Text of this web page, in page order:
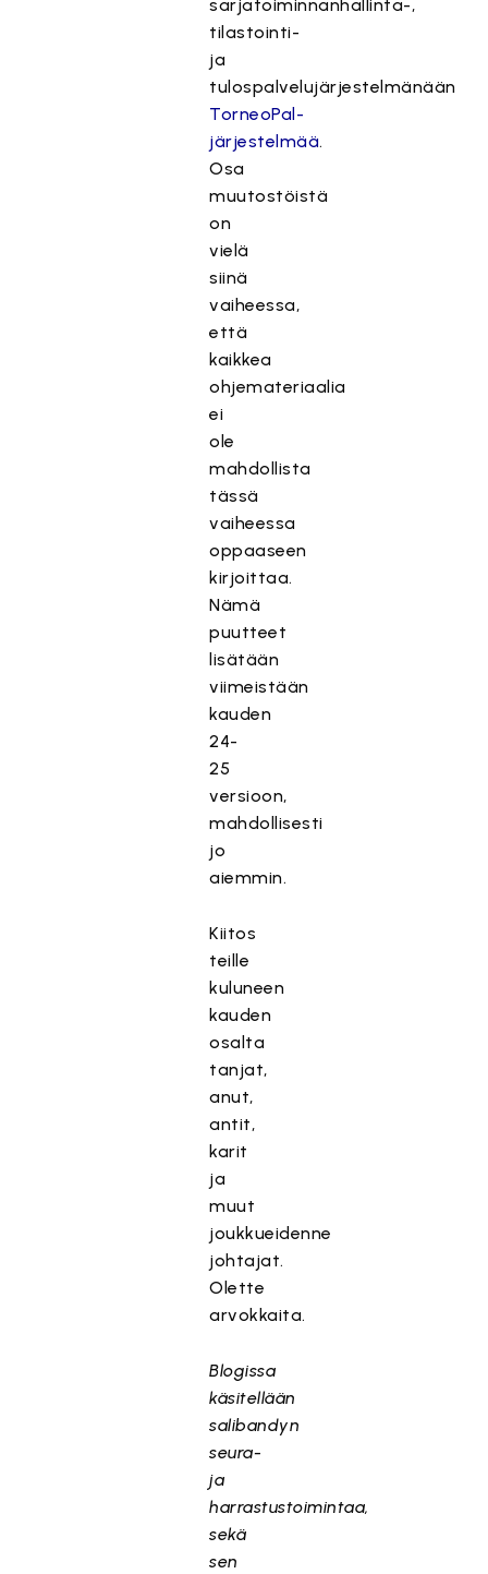
sarjatoiminnanhallinta-,
tilastointi-
ja
tulospalvelujärjestelmänään
TorneoPal-
järjestelmää.
Osa
muutostöistä
on
vielä
siinä
vaiheessa,
että
kaikkea
ohjemateriaalia
ei
ole
mahdollista
tässä
vaiheessa
oppaaseen
kirjoittaa.
Nämä
puutteet
lisätään
viimeistään
kauden
24-
25
versioon,
mahdollisesti
jo
aiemmin.
Kiitos
teille
kuluneen
kauden
osalta
tanjat,
anut,
antit,
karit
ja
muut
joukkueidenne
johtajat.
Olette
arvokkaita.
Blogissa
käsitellään
salibandyn
seura-
ja
harrastustoimintaa,
sekä
sen